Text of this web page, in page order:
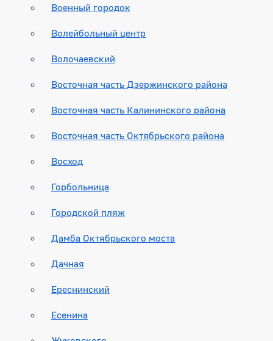
Военный городок
Волейбольный центр
Волочаевский
Восточная часть Дзержинского района
Восточная часть Калининского района
Восточная часть Октябрьского района
Восход
Горбольница
Городской пляж
Дамба Октябрьского моста
Дачная
Ереснинский
Есенина